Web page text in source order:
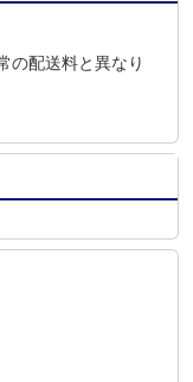
の配送料と異なり